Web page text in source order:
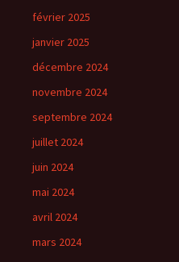
février 2025
janvier 2025
décembre 2024
novembre 2024
septembre 2024
juillet 2024
juin 2024
mai 2024
avril 2024
mars 2024